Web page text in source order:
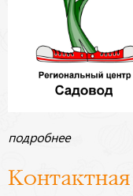
подробнее